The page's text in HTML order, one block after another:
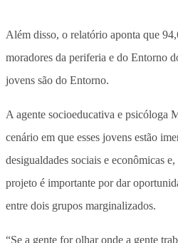
Além disso, o relatório aponta que
moradores da periferia e do Entorno
jovens são do Entorno.
A agente socioeducativa e psicóloga
cenário em que esses jovens estão
desigualdades sociais e econômicas
projeto é importante por dar
entre dois grupos marginalizados.
“Se a gente for olhar onde a gente